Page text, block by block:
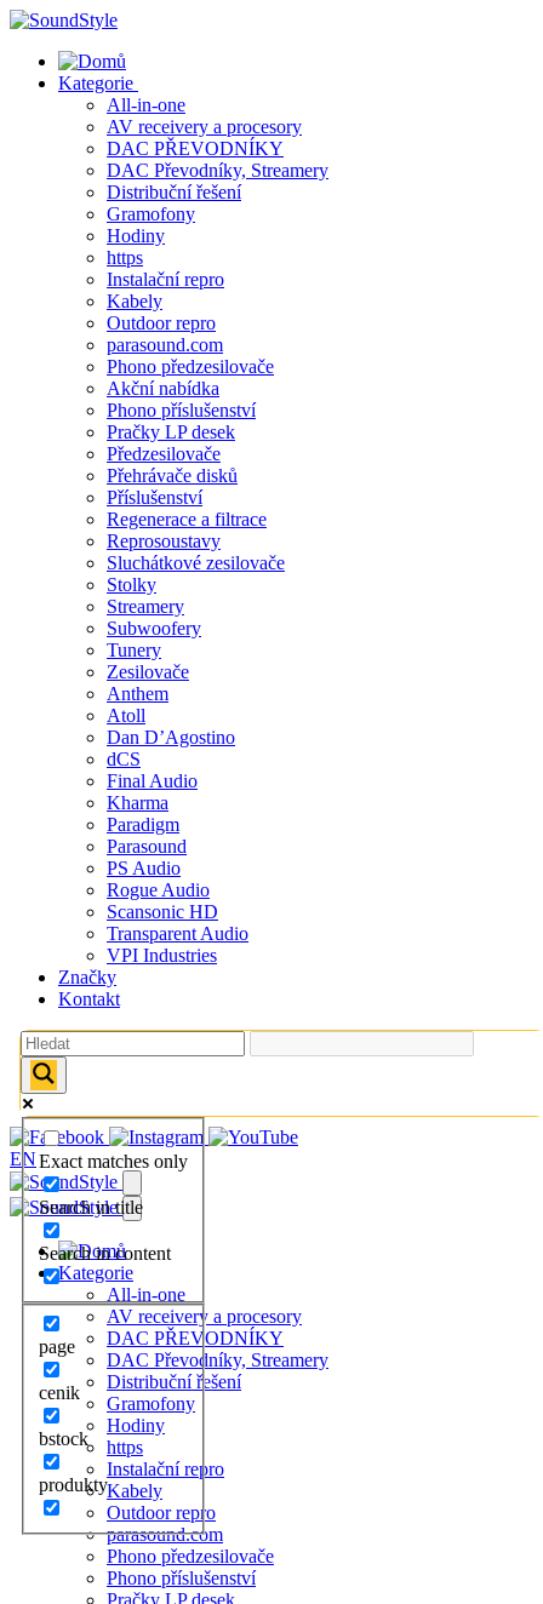
Skip
content
Kategorie
All-in-one
AV receivery a procesory
DAC PŘEVODNÍKY
DAC Převodníky, Streamery
Distribuční řešení
Gramofony
Hodiny
https
Instalační repro
Kabely
Outdoor repro
parasound.com
Phono předzesilovače
Akční nabídka
Phono příslušenství
Pračky LP desek
Předzesilovače
Přehrávače disků
Příslušenství
Regenerace a filtrace
Reprosoustavy
Sluchátkové zesilovače
Stolky
Streamery
Subwoofery
Tunery
Zesilovače
Anthem
Atoll
Dan D’Agostino
dCS
Final Audio
Kharma
Paradigm
Parasound
PS Audio
Rogue Audio
Scansonic HD
Transparent Audio
VPI Industries
Značky
Kontakt
Exact matches only
Search in title
Search in content
page
cenik
bstock
produkty
EN
Kategorie
All-in-one
AV receivery a procesory
DAC PŘEVODNÍKY
DAC Převodníky, Streamery
Distribuční řešení
Gramofony
Hodiny
https
Instalační repro
Kabely
Outdoor repro
parasound.com
Phono předzesilovače
Phono příslušenství
Pračky LP desek